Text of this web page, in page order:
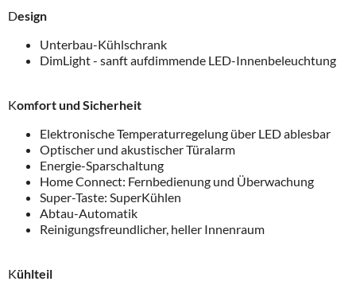
Design
Unterbau-Kühlschrank
DimLight - sanft aufdimmende LED-Innenbeleuchtung
Komfort und Sicherheit
Elektronische Temperaturregelung über LED ablesbar
Optischer und akustischer Türalarm
Energie-Sparschaltung
Home Connect: Fernbedienung und Überwachung
Super-Taste: SuperKühlen
Abtau-Automatik
Reinigungsfreundlicher, heller Innenraum
Kühlteil